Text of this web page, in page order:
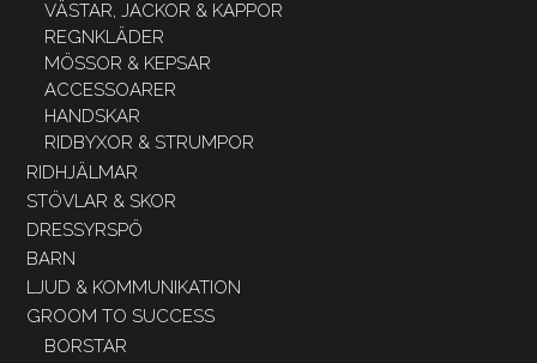
VÄSTAR, JACKOR & KAPPOR
REGNKLÄDER
MÖSSOR & KEPSAR
ACCESSOARER
HANDSKAR
RIDBYXOR & STRUMPOR
RIDHJÄLMAR
STÖVLAR & SKOR
DRESSYRSPÖ
BARN
LJUD & KOMMUNIKATION
GROOM TO SUCCESS
BORSTAR